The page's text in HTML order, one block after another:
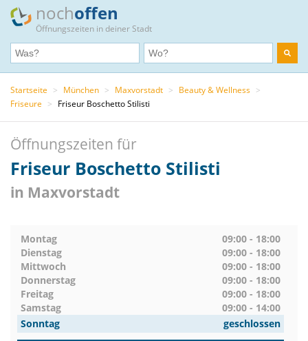
nochoffen
Öffnungszeiten in deiner Stadt
Startseite > München > Maxvorstadt > Beauty & Wellness >
Friseure > Friseur Boschetto Stilisti
Öffnungszeiten für
Friseur Boschetto Stilisti
in Maxvorstadt
Montag
09:00 - 18:00
Dienstag
09:00 - 18:00
Mittwoch
09:00 - 18:00
Donnerstag
09:00 - 18:00
Freitag
09:00 - 18:00
Samstag
09:00 - 14:00
Sonntag
geschlossen